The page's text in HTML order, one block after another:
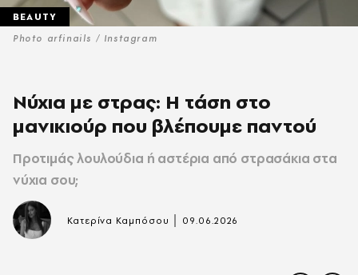
Photo arfinails / Instagram
BEAUTY
Νύχια με στρας: H τάση στο
μανικιούρ που βλέπουμε παντού
Προτιμάς λουλούδια ή αστέρια από στρασάκια στα
νύχια σου;
Κατερίνα Καμπόσου 09.06.2026